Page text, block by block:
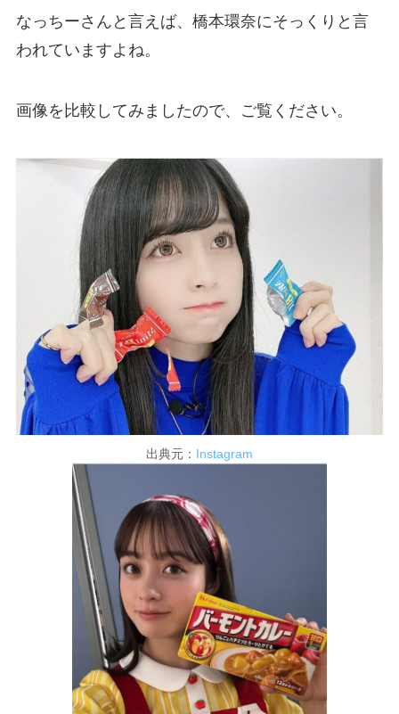
なっちーさんと言えば、橋本環奈にそっくりと言
われていますよね。
画像を比較してみましたので、ご覧ください。
出典元： Instagram